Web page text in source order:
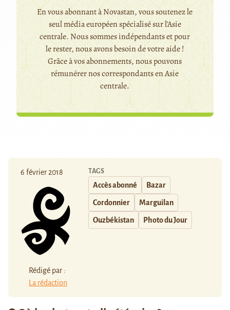
En vous abonnant à Novastan, vous soutenez le
seul média européen spécialisé sur l'Asie
centrale. Nous sommes indépendants et pour
le rester, nous avons besoin de votre aide !
Grâce à vos abonnements, nous pouvons
rémunérer nos correspondants en Asie
centrale.
6 février 2018
Rédigé par :
La rédaction
TAGS
Accès abonné Bazar
Cordonnier Marguilan
Ouzbékistan Photo du Jour